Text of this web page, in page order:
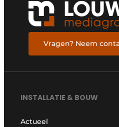
Vragen? Neem
INSTALLATIE & BOUW
Actueel